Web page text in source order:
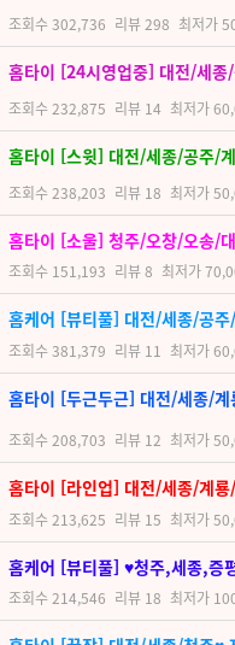
최저가
리뷰298
조회수302,736
최저가
리뷰 14
조회수232,875
최저가
리뷰 18
조회수238,203
최저가
리뷰8
조회수 151,193
최저가
리뷰 11
조회수381,379
최저가
리뷰 12
조회수208,703
최저가
리뷰 15
조회수213,625
최저가
리뷰 18
조회수214,546